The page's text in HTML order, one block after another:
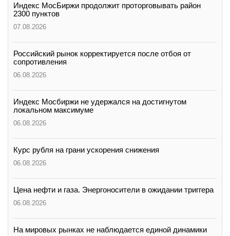
Индекс МосБиржи продолжит проторговывать район
2300 пунктов
07.08.2026
Российский рынок корректируется после отбоя от
сопротивления
06.08.2026
Индекс Мосбиржи не удержался на достигнутом
локальном максимуме
06.08.2026
Курс рубля на грани ускорения снижения
06.08.2026
Цена нефти и газа. Энергоносители в ожидании триггера
06.08.2026
На мировых рынках не наблюдается единой динамики